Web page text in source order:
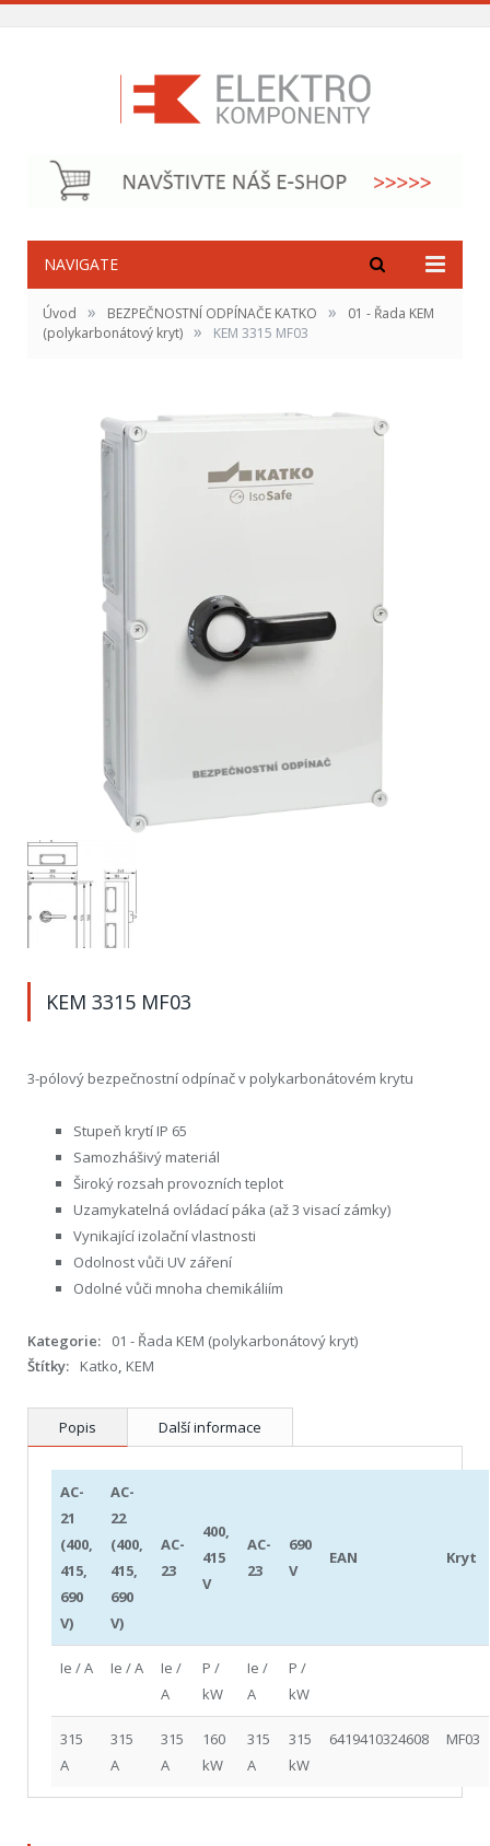
NAVIGATE
Úvod » BEZPEČNOSTNÍ ODPÍNAČE KATKO »
01 - Řada KEM
(polykarbonátový kryt) » KEM 3315 MF03
KEM 3315 MF03
3-pólový bezpečnostní odpínač v polykarbonátovém krytu
Stupeň krytí IP 65
Samozhášivý materiál
Široký rozsah provozních teplot
Uzamykatelná ovládací páka (až 3 visací zámky)
Vynikající izolační vlastnosti
Odolnost vůči UV záření
Odolné vůči mnoha chemikáliím
Kategorie:
01 - Řada KEM (polykarbonátový kryt)
Štítky:
Katko KEM
Popis Další informace
AC-
21
(400,
415,
690
V)
AC-
22
(400,
415,
690
V)
AC-
23
400,
415
V
AC-
23
690
V
EAN Kryt
Ie / A Ie / A
Ie /
A
P /
kW
Ie /
A
P /
kW
315
A
315
A
315
A
160
kW
315
A
315
kW
6419410324608 MF03